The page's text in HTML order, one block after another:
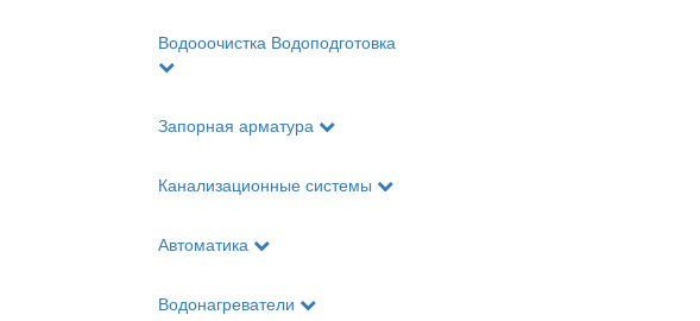
Водооочистка Водоподготовка
Запорная арматура
Канализационные системы
Автоматика
Водонагреватели